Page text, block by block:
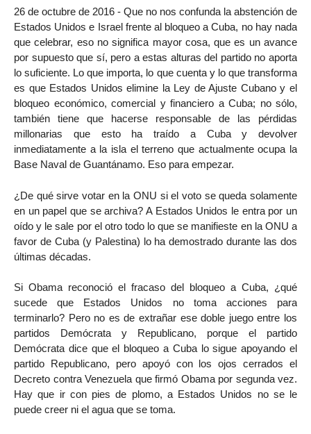
26 de octubre de 2016 - Que no nos confunda la abstención de
Estados Unidos e Israel frente al bloqueo a Cuba, no hay nada
que celebrar, eso no significa mayor cosa, que es un avance
por supuesto que sí, pero a estas alturas del partido no aporta
lo suficiente. Lo que importa, lo que cuenta y lo que transforma
es que Estados Unidos elimine la Ley de Ajuste Cubano y el
bloqueo económico, comercial y financiero a Cuba; no sólo,
también tiene que hacerse responsable de las pérdidas
millonarias que esto ha traído a Cuba y devolver
inmediatamente a la isla el terreno que actualmente ocupa la
Base Naval de Guantánamo. Eso para empezar.
¿De qué sirve votar en la ONU si el voto se queda solamente
en un papel que se archiva? A Estados Unidos le entra por un
oído y le sale por el otro todo lo que se manifieste en la ONU a
favor de Cuba (y Palestina) lo ha demostrado durante las dos
últimas décadas.
Si Obama reconoció el fracaso del bloqueo a Cuba, ¿qué
sucede que Estados Unidos no toma acciones para
terminarlo? Pero no es de extrañar ese doble juego entre los
partidos Demócrata y Republicano, porque el partido
Demócrata dice que el bloqueo a Cuba lo sigue apoyando el
partido Republicano, pero apoyó con los ojos cerrados el
Decreto contra Venezuela que firmó Obama por segunda vez.
Hay que ir con pies de plomo, a Estados Unidos no se le
puede creer ni el agua que se toma.